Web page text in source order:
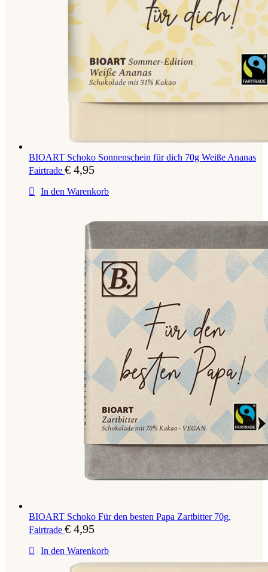
BIOART Schoko Sonnenschein für dich 70g Weiße Ananas
Fairtrade € 4,95
In den Warenkorb
BIOART Schoko Für den besten Papa Zartbitter 70g,
Fairtrade € 4,95
In den Warenkorb